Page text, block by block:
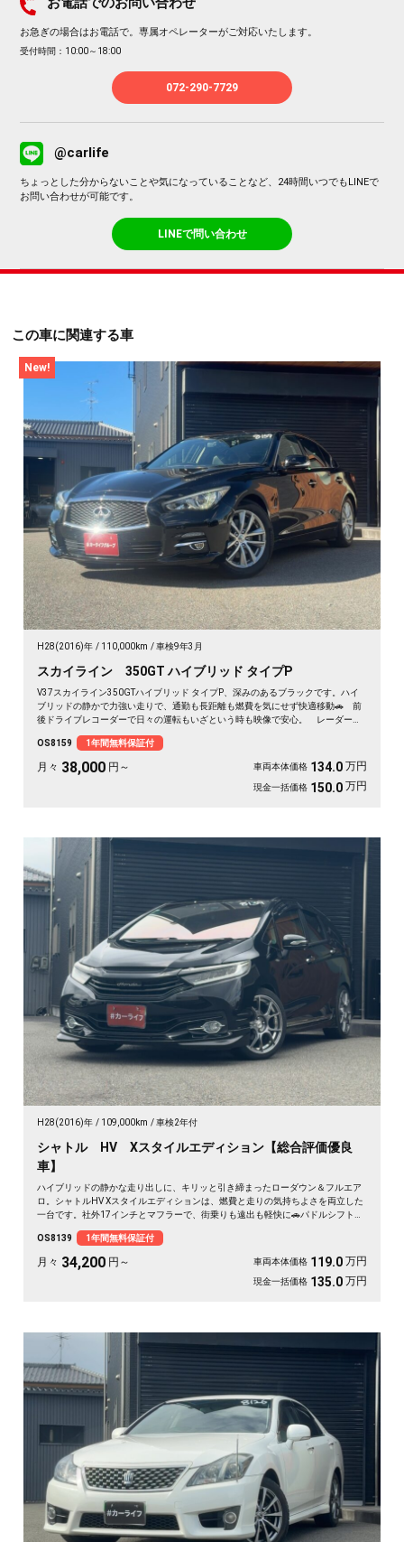
お急ぎの場合はお電話で。専属オペレーターがご対応いたします。
受付時間：10:00～18:00
072-290-7729
@carlife
ちょっとした分からないことや気になっていることなど、24時間いつでもLINEで
お問い合わせが可能です。
LINEで問い合わせ
この車に関連する車
New!
H28(2016)年 110,000km 車検9年3月
スカイライン 350GT ハイブリッド タイプP
V37スカイライン350GTハイブリッド タイプP、深みのあるブラックです。ハイ
ブリッドの静かで力強い走りで、通勤も長距離も燃費を気にせず快適移動🚗 前
後ドライブレコーダーで日々の運転もいざという時も映像で安心。 レーダーク
と停められます。 仕事帰りにふらっと遠出したくなる、そんな相棒です✨ 高
級セダンがお値打ち、《1年保証付》で気持ちよく乗り出せます💫👍
OS8159 1年間無料保証付
月々 38,000 円～ 車両本体価格 134.0 万円
現金一括価格 150.0 万円
H28(2016)年 109,000km 車検2年付
シャトル HV Xスタイルエディション【総合評価優良
車】
ハイブリッドの静かな走り出しに、キリッと引き締まったローダウン＆フルエア
ロ。シャトルHV Xスタイルエディションは、燃費と走りの気持ちよさを両立した
一台です。社外17インチとマフラーで、街乗りも遠出も軽快に🚗パドルシフトで
心。仕事帰りにふらっと寄り道、休日は荷物を積んでロングドライブへ✨走りに
こだわる方に《1年保証付》💫
OS8139 1年間無料保証付
月々 34,200 円～ 車両本体価格 119.0 万円
現金一括価格 135.0 万円